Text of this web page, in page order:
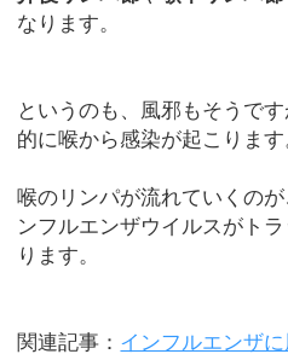
なります。
というのも、風邪もそうで
的に喉から感染が起こります
喉のリンパが流れていくの
ンフルエンザウイルスがト
ります。
関連記事： インフルエンザ